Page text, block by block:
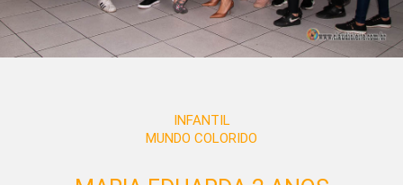
INFANTIL
MUNDO COLORIDO